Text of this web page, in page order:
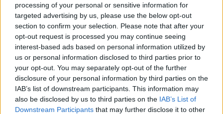
processing of your personal or sensitive information for
targeted advertising by us, please use the below opt-out
section to confirm your selection. Please note that after your
opt-out request is processed you may continue seeing
interest-based ads based on personal information utilized by
us or personal information disclosed to third parties prior to
your opt-out. You may separately opt-out of the further
disclosure of your personal information by third parties on the
IAB’s list of downstream participants. This information may
also be disclosed by us to third parties on the IAB’s List of
Downstream Participants that may further disclose it to other
Login
Please login to comment
COMMENT
Oldest